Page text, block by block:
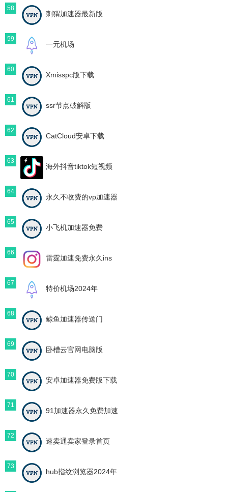
58
刺猬加速器最新版
59
一元机场
60
Xmisspc版下载
61
ssr节点破解版
62
CatCloud安卓下载
63
海外抖音tiktok短视频
64
永久不收费的vp加速器
65
小飞机加速器免费
66
雷霆加速免费永久ins
67
特价机场2024年
68
鲸鱼加速器传送门
69
卧槽云官网电脑版
70
安卓加速器免费版下载
71
91加速器永久免费加速
72
速卖通卖家登录首页
73
hub指纹浏览器2024年